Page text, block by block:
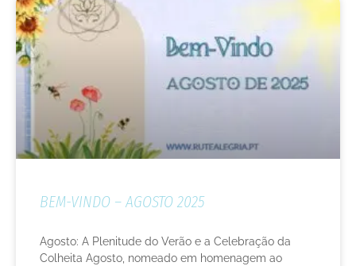
BEM-VINDO – AGOSTO 2025
Agosto: A Plenitude do Verão e a Celebração da
Colheita Agosto, nomeado em homenagem ao